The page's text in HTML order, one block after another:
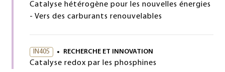
Catalyse hétérogène pour les nouvelles énergies
- Vers des carburants renouvelables
IN405 RECHERCHE ET INNOVATION
Catalyse redox par les phosphines